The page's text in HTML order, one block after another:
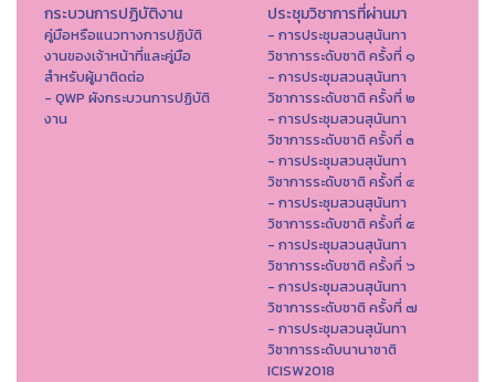
กระบวนการปฏิบัติงาน
คู่มือหรือแนวทางการปฏิบัติ
งานของเจ้าหน้าที่และคู่มือ
สำหรับผู้มาติดต่อ
- QWP ผังกระบวนการปฏิบัติ
งาน
ประชุมวิชาการที่ผ่านมา
- การประชุมสวนสุนันทา
วิชาการระดับชาติ ครั้งที่ ๑
- การประชุมสวนสุนันทา
วิชาการระดับชาติ ครั้งที่ ๒
- การประชุมสวนสุนันทา
วิชาการระดับชาติ ครั้งที่ ๓
- การประชุมสวนสุนันทา
วิชาการระดับชาติ ครั้งที่ ๔
- การประชุมสวนสุนันทา
วิชาการระดับชาติ ครั้งที่ ๕
- การประชุมสวนสุนันทา
วิชาการระดับชาติ ครั้งที่ ๖
- การประชุมสวนสุนันทา
วิชาการระดับชาติ ครั้งที่ ๗
- การประชุมสวนสุนันทา
วิชาการระดับนานาชาติ
ICISW2018